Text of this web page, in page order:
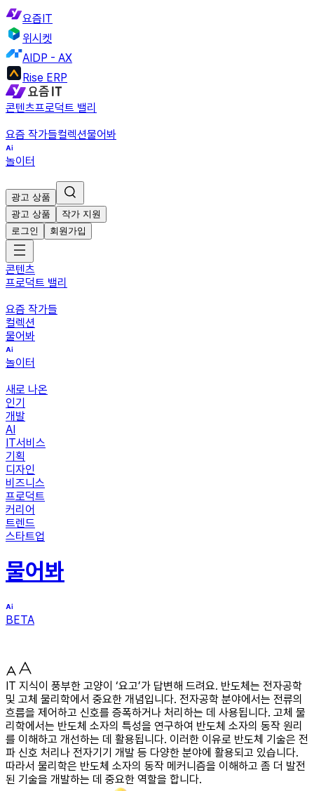
요즘IT
위시켓
AIDP - AX
Rise ERP
콘텐츠프로덕트 밸리
요즘 작가들컬렉션물어봐
놀이터
광고 상품
광고 상품
작가 지원
로그인
회원가입
콘텐츠
프로덕트 밸리
요즘 작가들
컬렉션
물어봐
놀이터
새로 나온
인기
개발
AI
IT서비스
기획
디자인
비즈니스
프로덕트
커리어
트렌드
스타트업
물어봐
BETA
IT 지식이 풍부한 고양이 ‘요고’가 답변해 드려요. 반도체는 전자공학
및 고체 물리학에서 중요한 개념입니다. 전자공학 분야에서는 전류의
흐름을 제어하고 신호를 증폭하거나 처리하는 데 사용됩니다. 고체 물
리학에서는 반도체 소자의 특성을 연구하여 반도체 소자의 동작 원리
를 이해하고 개선하는 데 활용됩니다. 이러한 이유로 반도체 기술은 전
파 신호 처리나 전자기기 개발 등 다양한 분야에 활용되고 있습니다.
따라서 물리학은 반도체 소자의 동작 메커니즘을 이해하고 좀 더 발전
된 기술을 개발하는 데 중요한 역할을 합니다.